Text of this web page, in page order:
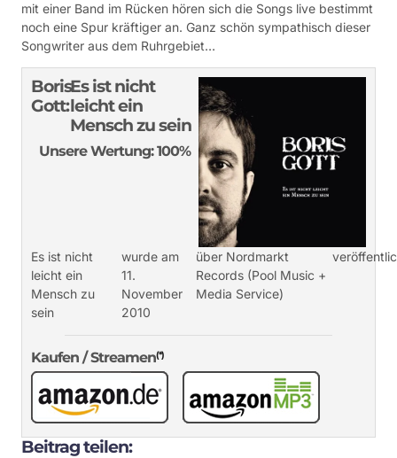
mit einer Band im Rücken hören sich die Songs live bestimmt
noch eine Spur kräftiger an. Ganz schön sympathisch dieser
Songwriter aus dem Ruhrgebiet…
Boris
Gott:
Es ist nicht
leicht ein
Mensch zu sein
Unsere Wertung: 100%
Es ist nicht
leicht ein
Mensch zu
sein
wurde am
11.
November
2010
über Nordmarkt
Records (Pool Music +
Media Service)
Kaufen / Streamen(*)
Beitrag teilen: